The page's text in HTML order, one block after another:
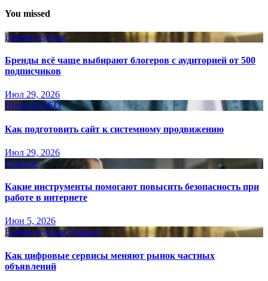
You missed
Вебмастерская
Бренды всё чаще выбирают блогеров с аудиторией от 500
подписчиков
Июл 29, 2026
Новости SEO
Как подготовить сайт к системному продвижению
Июл 29, 2026
Главное
Какие инструменты помогают повысить безопасность при
работе в интернете
Июн 5, 2026
Вебмастерская Главное
Как цифровые сервисы меняют рынок частных
объявлений